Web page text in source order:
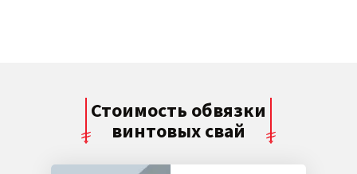
Стоимость обвязки
винтовых свай